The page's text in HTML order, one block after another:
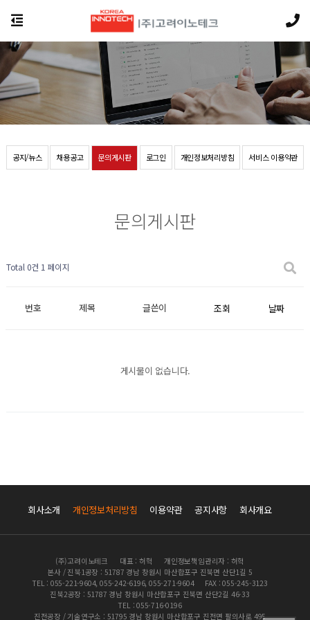
공지/뉴스 채용공고 문의게시판 로그인 개인정보처리방침 서비스 이용약관
문의게시판
Total 0건 1 페이지
번호 제목 글쓴이 조회 날짜
게시물이 없습니다.
회사소개 개인정보처리방침 이용약관 공지사항 회사개요
(주)고려이노테크 대표 : 허혁
개인정보책임관리자 : 허혁
본사 / 진북1공장 : 51787 경남 창원시 마산합포구 진북면 산단1길 5
TEL : 055-221-9604, 055-242-6196, 055-271-9604
FAX : 055-245-3123
진북2공장 : 51787 경남 창원시 마산합포구 진북면 산단2길 46-33
TEL : 055-716-0196
진전공장 / 기술연구소 : 51795 경남 창원시 마산합포구 진전면 팔의사로 495